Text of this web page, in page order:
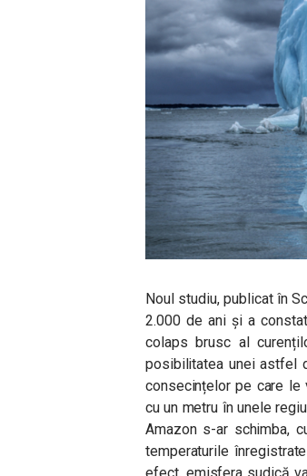
Noul studiu, publicat în
2.000 de ani și a
colaps brusc al
posibilitatea unei astfel
consecințelor pe care le
cu un metru în unele
Amazon s-ar schimba,
temperaturile